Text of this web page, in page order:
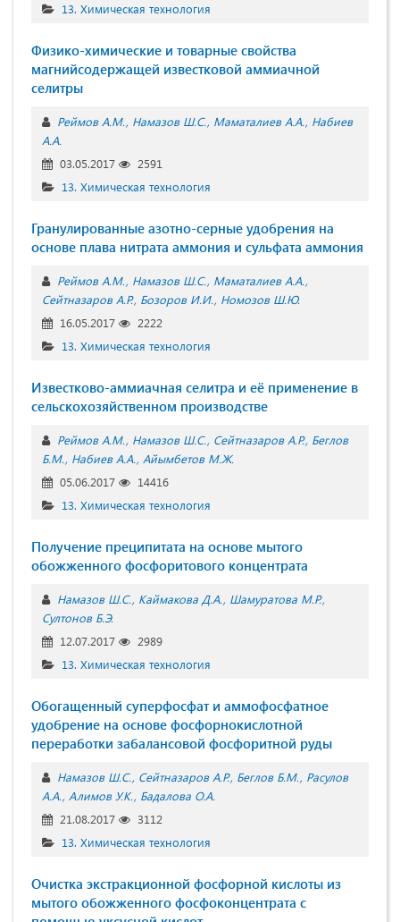
13. Химическая технология
Физико-химические и товарные свойства
магнийсодержащей известковой аммиачной
селитры
Реймов А.М. Намазов Ш.С. Маматалиев А.А. Набиев
А.А.
03.05.2017
2591
13. Химическая технология
Гранулированные азотно-серные удобрения на
основе плава нитрата аммония и сульфата аммония
Реймов А.М. Намазов Ш.С. Маматалиев А.А.
Сейтназаров А.Р. Бозоров И.И. Номозов Ш.Ю.
16.05.2017
2222
13. Химическая технология
Известково-аммиачная селитра и её применение в
сельскохозяйственном производстве
Реймов А.М. Намазов Ш.С. Сейтназаров А.Р. Беглов
Б.М. Набиев А.А. Айымбетов М.Ж.
05.06.2017
14416
13. Химическая технология
Получение преципитата на основе мытого
обожженного фосфоритового концентрата
Намазов Ш.С. Каймакова Д.А. Шамуратова М.Р.
Султонов Б.Э.
12.07.2017
2989
13. Химическая технология
Обогащенный суперфосфат и аммофосфатное
удобрение на основе фосфорнокислотной
переработки забалансовой фосфоритной руды
Намазов Ш.С. Сейтназаров А.Р. Беглов Б.М. Расулов
А.А. Алимов У.К. Бадалова О.А.
21.08.2017
3112
13. Химическая технология
Очистка экстракционной фосфорной кислоты из
мытого обожженного фосфоконцентрата с